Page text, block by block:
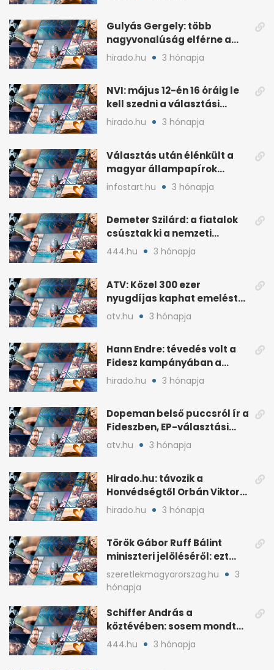
Gulyás Gergely: több
nagyvonalúság elférne a
kétharmados győztesekben
hirado.hu 3 hónapja
NVI: május 12-én 16 óráig le
kell szedni a választási
plakátokat
hirado.hu 3 hónapja
Választás után élénkült a
magyar állampapírok
lakossági értékesítése
infostart.hu 3 hónapja
Demeter Szilárd: a fiatalok
csúsztak ki a nemzeti
kultúrából
444.hu 3 hónapja
ATV: Közel 300 ezer
nyugdíjas kaphat emelést
idén a Tisza terve szerint
atv.hu 3 hónapja
Hann Endre: tévedés volt a
Fidesz kampányában a
háborús veszély
hirado.hu 3 hónapja
Dopeman belső puccsról ír a
Fideszben, EP-választási
árral
atv.hu 3 hónapja
Hirado.hu: távozik a
Honvédségtől Orbán Viktor
fia, Orbán Gáspár
hirado.hu 3 hónapja
Török Gábor Ruff Bálint
miniszteri jelöléséről: ezt
írta a posztjában
szeretlekmagyarorszag.hu
3
hónapja
Schiffer András a
köztévében: sosem mondta,
ki fog nyerni
444.hu 3 hónapja